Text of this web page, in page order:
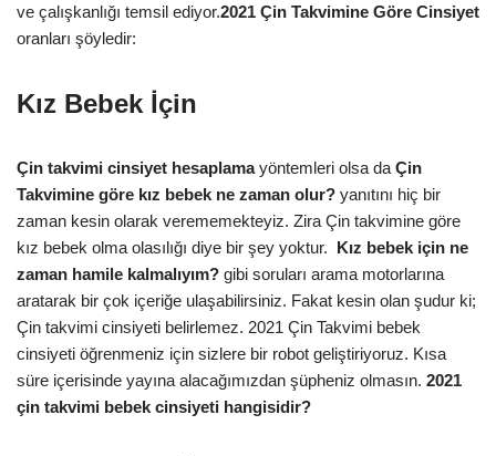
ve çalışkanlığı temsil ediyor.2021 Çin Takvimine Göre Cinsiyet
oranları şöyledir:
Kız Bebek İçin
Çin takvimi cinsiyet hesaplamayöntemleri olsa da Çin
Takvimine göre kız bebek ne zaman olur? yanıtını hiç bir
zaman kesin olarak verememekteyiz. Zira Çin takvimine göre
kız bebek olma olasılığı diye bir şey yoktur. Kız bebek için ne
zaman hamile kalmalıyım? gibi soruları arama motorlarına
aratarak bir çok içeriğe ulaşabilirsiniz. Fakat kesin olan şudur ki;
Çin takvimi cinsiyeti belirlemez. 2021 Çin Takvimi bebek
cinsiyeti öğrenmeniz için sizlere bir robot geliştiriyoruz. Kısa
süre içerisinde yayına alacağımızdan şüpheniz olmasın. 2021
çin takvimi bebek cinsiyeti hangisidir?